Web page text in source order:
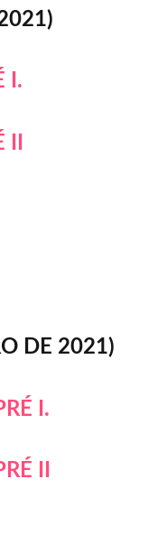
I.
DE 2021)
I.
II